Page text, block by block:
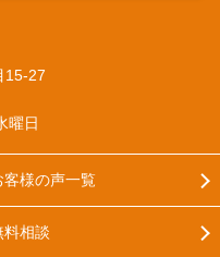
15-27
曜日
客様の声一覧
料相談